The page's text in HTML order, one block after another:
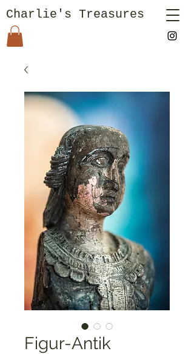
Charlie's Treasures
Figur-Antik